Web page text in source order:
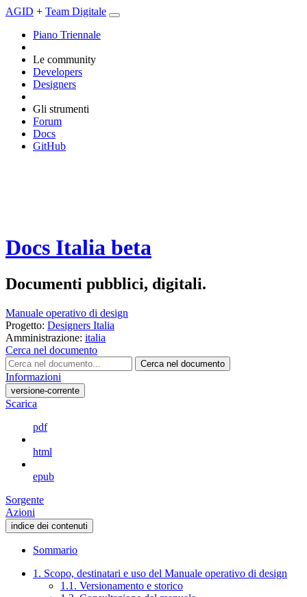
AGID + Team Digitale
Piano Triennale
Le community
Developers
Designers
Gli strumenti
Forum
Docs
GitHub
Docs Italia beta
Documenti pubblici, digitali.
Manuale operativo di design
Progetto: Designers Italia
Amministrazione: italia
Cerca nel documento
Cerca nel documento
Informazioni
versione-corrente
Scarica
pdf
html
epub
Sorgente
Azioni
indice dei contenuti
Sommario
1. Scopo, destinatari e uso del Manuale operativo di design
1.1. Versionamento e storico